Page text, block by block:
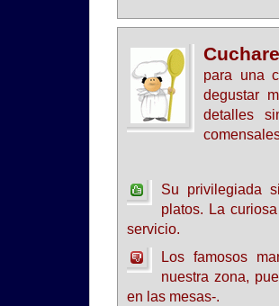
para una
degustar
detalles
Su privilegiada
platos. La
servicio.
Los famosos
nuestra zona,
en las mesas-.